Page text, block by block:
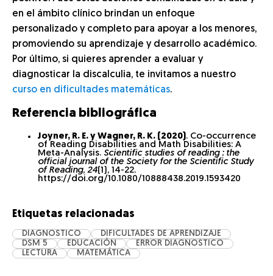
en el ámbito clínico brindan un enfoque
personalizado y completo para apoyar a los menores,
promoviendo su aprendizaje y desarrollo académico.
Por último, si quieres aprender a evaluar y
diagnosticar la discalculia, te invitamos a nuestro
curso en dificultades matemáticas.
Referencia bibliográfica
Joyner, R. E. y Wagner, R. K. (2020). Co-occurrence
of Reading Disabilities and Math Disabilities: A
Meta-Analysis. Scientific studies of reading : the
official journal of the Society for the Scientific Study
of Reading, 24(1), 14-22.
https://doi.org/10.1080/10888438.2019.1593420
Etiquetas relacionadas
DIAGNOSTICO
DIFICULTADES DE APRENDIZAJE
DSM 5
EDUCACIÓN
ERROR DIAGNOSTICO
LECTURA
MATEMÁTICA